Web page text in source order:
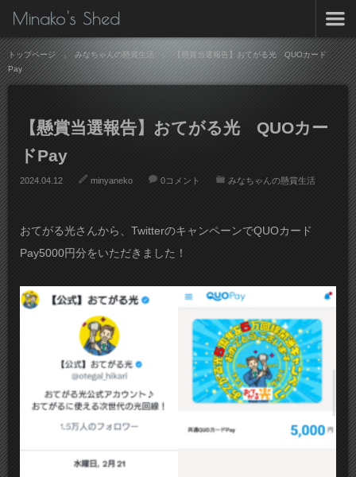
Minako's Shed
トップページ みなちゃんの懸賞生活
【懸賞当選報告】おてがる光 QUOカード
Pay
【懸賞当選報告】おてがる光 QUOカー
ドPay
2024.04.12 minyaneko 0コメント みなちゃんの懸賞生活
おてがる光さんから、TwitterのキャンペーンでQUOカード
Pay5000円分をいただきました！